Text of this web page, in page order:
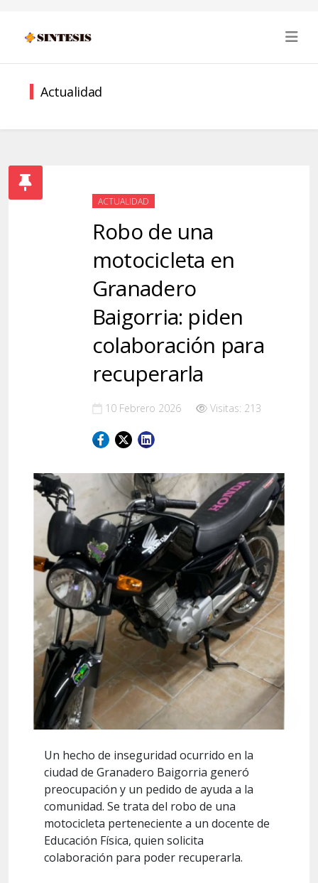
Actualidad
ACTUALIDAD
Robo de una
motocicleta en
Granadero
Baigorria: piden
colaboración para
recuperarla
10 Febrero 2026 Visitas: 213
Un hecho de inseguridad ocurrido en la
ciudad de Granadero Baigorria generó
preocupación y un pedido de ayuda a la
comunidad. Se trata del robo de una
motocicleta perteneciente a un docente de
Educación Física, quien solicita
colaboración para poder recuperarla.